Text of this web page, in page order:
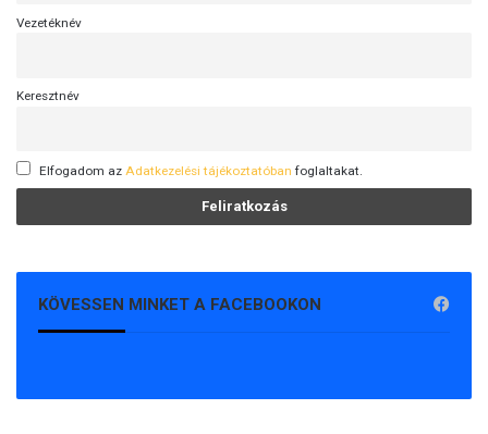
Vezetéknév
Keresztnév
Elfogadom az Adatkezelési tájékoztatóban foglaltakat.
KÖVESSEN MINKET A FACEBOOKON